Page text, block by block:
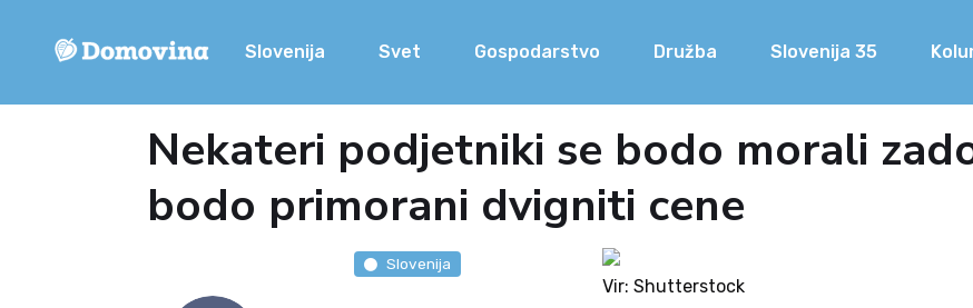
Slovenija Svet Gospodarstvo Družba Slovenija 35
Nekateri podjetniki se bodo morali
bodo primorani dvigniti cene
Vir: Shutterstock
Slovenija